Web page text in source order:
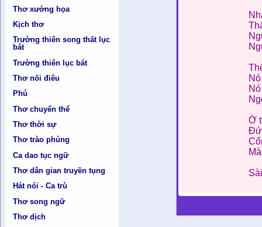
Thơ xướng họa
Kịch thơ
Trường thiên song thất lục
bát
Trường thiên lục bát
Thơ nối điêu
Phú
Thơ chuyển thể
Thơ thời sự
Thơ trào phúng
Ca dao tục ngữ
Thơ dân gian truyền tụng
Hát nói - Ca trù
Thơ song ngữ
Thơ dịch
Ờ